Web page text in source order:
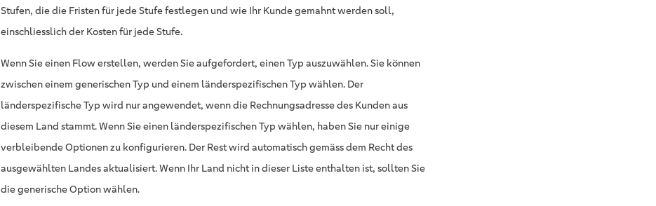
Stufen, die die Fristen für jede Stufe festlegen und wie Ihr Kunde gemahnt werden soll,
einschliesslich der Kosten für jede Stufe.
Wenn Sie einen Flow erstellen, werden Sie aufgefordert, einen Typ auszuwählen. Sie können
zwischen einem generischen Typ und einem länderspezifischen Typ wählen. Der
länderspezifische Typ wird nur angewendet, wenn die Rechnungsadresse des Kunden aus
diesem Land stammt. Wenn Sie einen länderspezifischen Typ wählen, haben Sie nur einige
verbleibende Optionen zu konfigurieren. Der Rest wird automatisch gemäss dem Recht des
ausgewählten Landes aktualisiert. Wenn Ihr Land nicht in dieser Liste enthalten ist, sollten Sie
die generische Option wählen.